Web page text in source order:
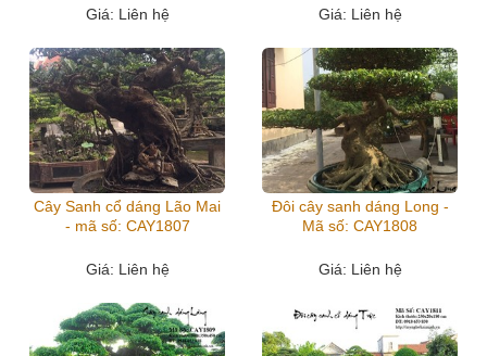
Giá: Liên hệ Giá: Liên hệ
Cây Sanh cổ dáng Lão Mai
- mã số: CAY1807
Giá: Liên hệ
Đôi cây sanh dáng Long -
Mã số: CAY1808
Giá: Liên hệ